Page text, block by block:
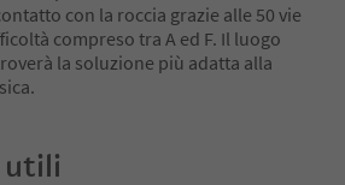
con la roccia grazie alle 50 vie
compreso tra A ed F. Il luogo
la soluzione più adatta alla
utili